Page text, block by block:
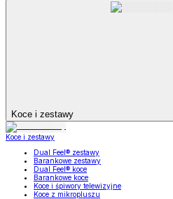
Koce i zestawy
Koce i zestawy
Dual Feel® zestawy
Barankowe zestawy
Dual Feel® koce
Barankowe koce
Koce i śpiwory telewizyjne
Koce z mikropluszu